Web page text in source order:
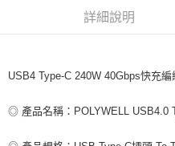
宅配
每筆NT$100，滿NT$599(含以上
詳細說明
USB4 Type-C 240W 40Gbps快充
◎ 產品名稱：POLYWELL USB4.0